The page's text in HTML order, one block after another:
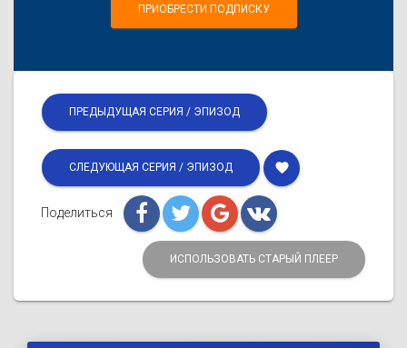
ПРИОБРЕСТИ ПОДПИСКУ
ПРЕДЫДУЩАЯ СЕРИЯ / ЭПИЗОД
СЛЕДУЮЩАЯ СЕРИЯ / ЭПИЗОД favorite
Поделиться
ИСПОЛЬЗОВАТЬ СТАРЫЙ ПЛЕЕР